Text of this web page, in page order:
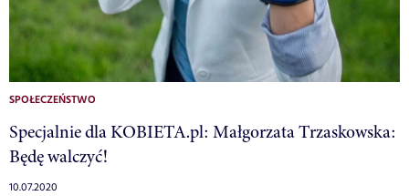
SPOŁECZEŃSTWO
Specjalnie dla KOBIETA.pl: Małgorzata Trzaskowska:
Będę walczyć!
10.07.2020